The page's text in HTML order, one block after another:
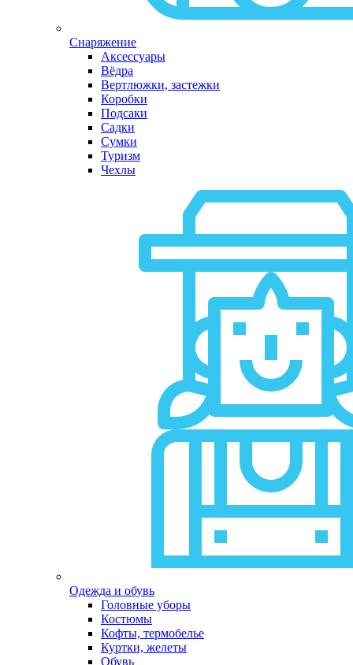
Снаряжение
Аксессуары
Вёдра
Вертлюжки, застежки
Коробки
Подсаки
Садки
Сумки
Туризм
Чехлы
Одежда и обувь
Головные уборы
Костюмы
Кофты, термобелье
Куртки, желеты
Обувь